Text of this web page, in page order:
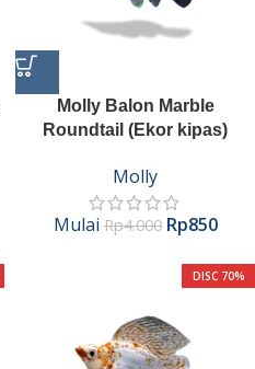
Molly Balon Marble
Roundtail (Ekor kipas)
Molly
MulaiRp4.000 Rp850
DISC 70%